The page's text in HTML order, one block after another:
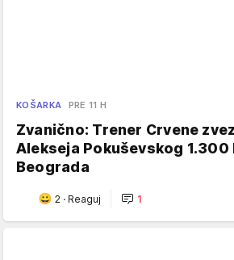
KOŠARKA PRE 11 H
Zvanično: Trener Crvene
Alekseja Pokuševskog
Beograda
2 · Reaguj 1